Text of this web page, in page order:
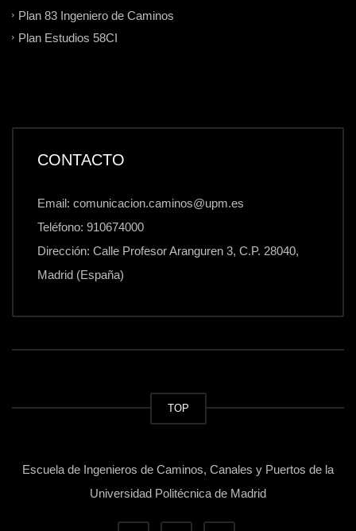
Plan 83 Ingeniero de Caminos
Plan Estudios 58CI
CONTACTO
Email: comunicacion.caminos@upm.es
Teléfono: 910674000
Dirección: Calle Profesor Aranguren 3, C.P. 28040,
Madrid (España)
TOP
Escuela de Ingenieros de Caminos, Canales y Puertos de la
Universidad Politécnica de Madrid